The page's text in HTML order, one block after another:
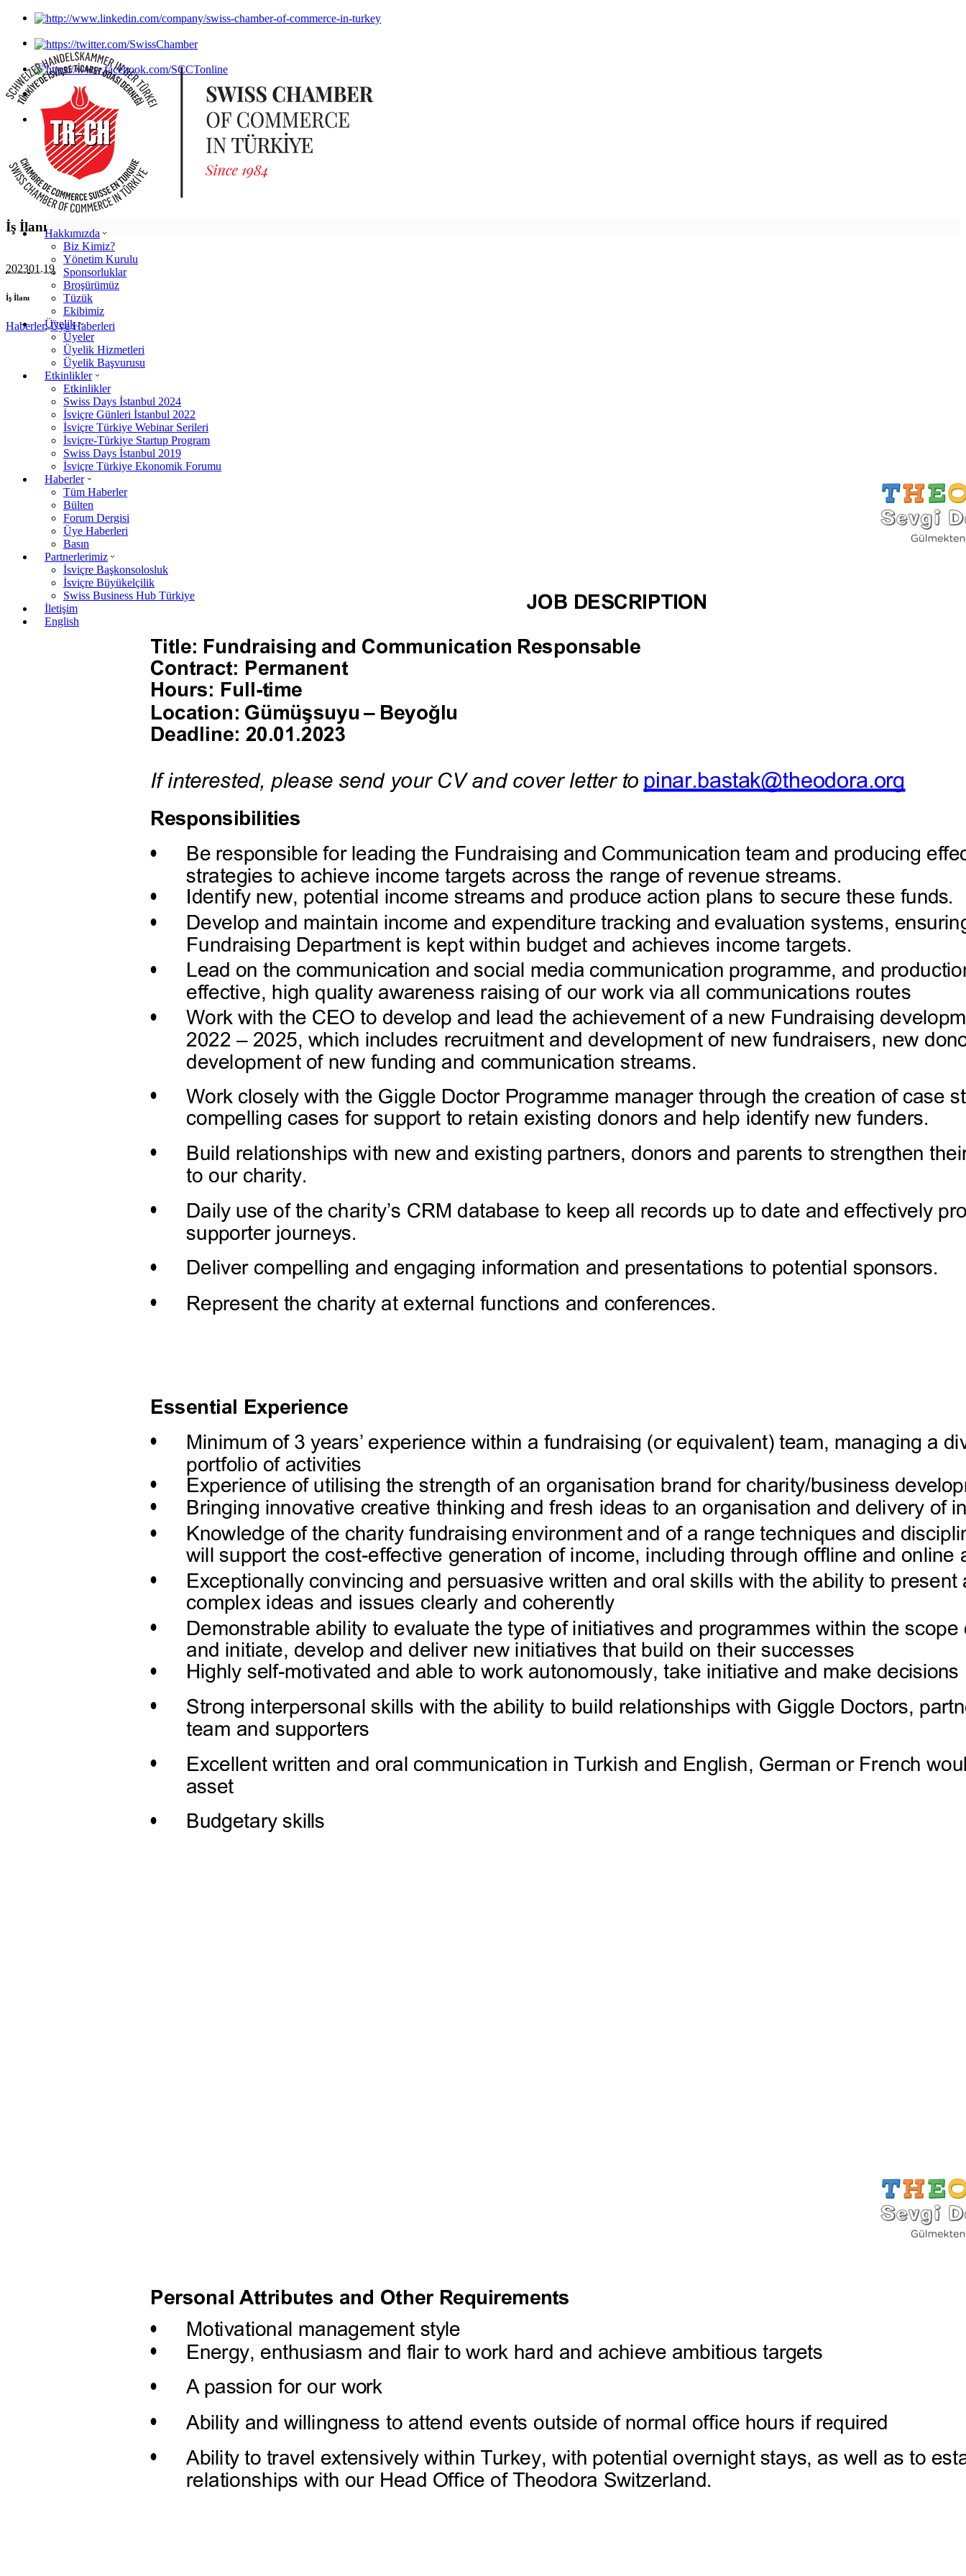
Hakkımızda
Biz Kimiz?
Yönetim Kurulu
Sponsorluklar
Broşürümüz
Tüzük
Ekibimiz
Üyelik
Üyeler
Üyelik Hizmetleri
Üyelik Başvurusu
Etkinlikler
Etkinlikler
Swiss Days İstanbul 2024
İsviçre Günleri İstanbul 2022
İsviçre Türkiye Webinar Serileri
İsviçre-Türkiye Startup Program
Swiss Days İstanbul 2019
İsviçre Türkiye Ekonomik Forumu
Haberler
Tüm Haberler
Bülten
Forum Dergisi
Üye Haberleri
Basın
Partnerlerimiz
İsviçre Başkonsolosluk
İsviçre Büyükelçilik
Swiss Business Hub Türkiye
İletişim
English
İş İlanı
202301.19
İş İlanı
Haberler,Üye Haberleri